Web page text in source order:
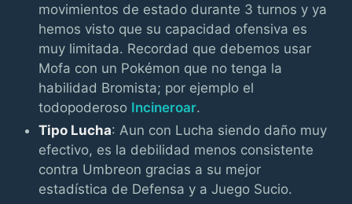
movimientos de estado durante 3 turnos y ya
hemos visto que su capacidad ofensiva es
muy limitada. Recordad que debemos usar
Mofa con un Pokémon que no tenga la
habilidad Bromista; por ejemplo el
todopoderoso Incineroar.
Tipo Lucha: Aun con Lucha siendo daño muy
efectivo, es la debilidad menos consistente
contra Umbreon gracias a su mejor
estadística de Defensa y a Juego Sucio.